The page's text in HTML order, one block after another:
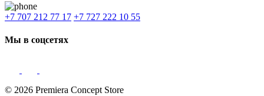
+7 707 212 77 17 +7 727 222 10 55
Мы в соцсетях
© 2026 Premiera Concept Store